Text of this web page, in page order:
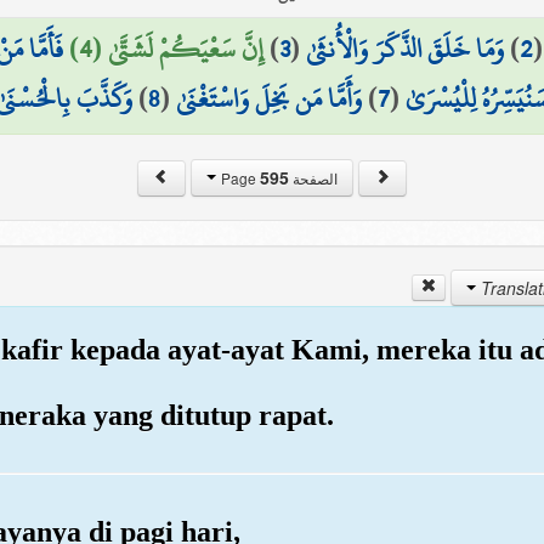
2
)وَمَا خَلَقَ الذَّكَرَ وَالْأُنثَىٰ(
3
)إِنَّ سَعْيَكُمْ لَشَتَّىٰ (4) فَأَمَّا
لِلْيُسْرَىٰ(
7
)وَأَمَّا مَن بَخِلَ وَاسْتَغْنَىٰ(
8
)وَكَذَّبَ
الصفحة Page595
kepada ayat-ayat Kami, mereka itu
yang ditutup rapat.
di pagi hari,